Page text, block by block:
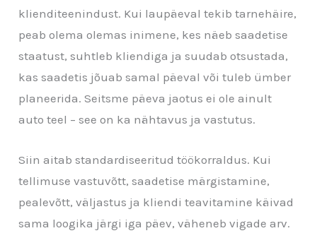
klienditeenindust. Kui laupäeval tekib tarnehäire,
peab olema olemas inimene, kes näeb saadetise
staatust, suhtleb kliendiga ja suudab otsustada,
kas saadetis jõuab samal päeval või tuleb ümber
planeerida. Seitsme päeva jaotus ei ole ainult
auto teel – see on ka nähtavus ja vastutus.
Siin aitab standardiseeritud töökorraldus. Kui
tellimuse vastuvõtt, saadetise märgistamine,
pealevõtt, väljastus ja kliendi teavitamine käivad
sama loogika järgi iga päev, väheneb vigade arv.